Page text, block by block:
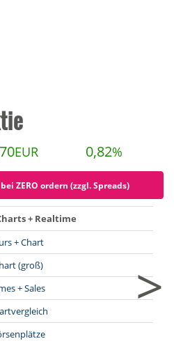
EUR 0,82%
ZERO ordern (zzgl. Spreads)
+ Realtime
+ Chart
(groß)
+ Sales
>